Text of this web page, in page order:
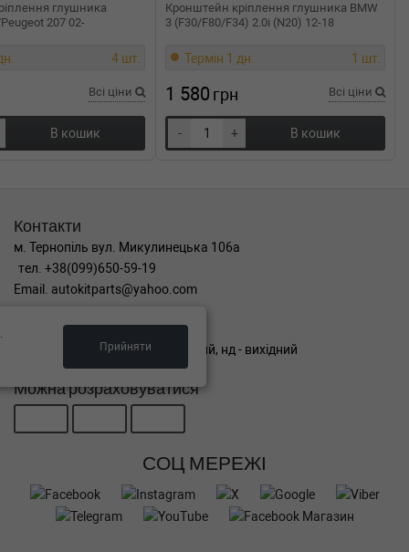
глушника
207 02-
4 шт.
Всі ціни
В кошик
Кронштейн кріплення глушника BMW
3 (F30/F80/F34) 2.0i (N20) 12-18
Термін 1 дн. 1 шт.
1 580 грн Всі ціни
- + В кошик
Контакти
м. Тернопіль вул. Микулинецька 106а
тел. +38(099)650-59-19
Email. autokitparts@yahoo.com
Графік роботи
пн-пт з 9:00 до 17:00, сб - вихідний, нд - вихідний
Можна розраховуватися
СОЦ МЕРЕЖІ
Прийняти